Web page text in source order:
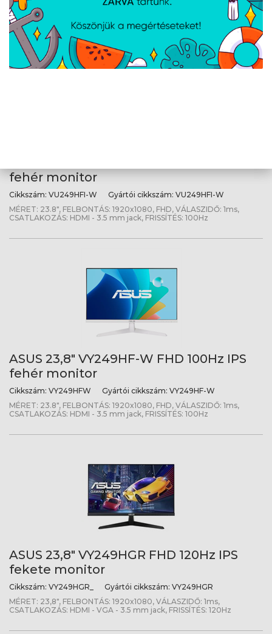
MÉRET: 23.8", FELBONTÁS: 1920x1080, FHD, VÁLASZIDŐ: 1ms,
CSATLAKOZÁS: HDMI - USB-C, FRISSÍTÉS: 100Hz
fehér monitor
Cikkszám: VU249HFI-W Gyártói cikkszám: VU249HFI-W
MÉRET: 23.8", FELBONTÁS: 1920x1080, FHD, VÁLASZIDŐ: 1ms,
CSATLAKOZÁS: HDMI - 3.5 mm jack, FRISSÍTÉS: 100Hz
ASUS 23,8" VY249HF-W FHD 100Hz IPS
fehér monitor
Cikkszám: VY249HFW Gyártói cikkszám: VY249HF-W
MÉRET: 23.8", FELBONTÁS: 1920x1080, FHD, VÁLASZIDŐ: 1ms,
CSATLAKOZÁS: HDMI - 3.5 mm jack, FRISSÍTÉS: 100Hz
ASUS 23,8" VY249HGR FHD 120Hz IPS
fekete monitor
Cikkszám: VY249HGR_ Gyártói cikkszám: VY249HGR
MÉRET: 23,8", FELBONTÁS: 1920x1080, VÁLASZIDŐ: 1ms,
CSATLAKOZÁS: HDMI - VGA - 3.5 mm jack, FRISSÍTÉS: 120Hz